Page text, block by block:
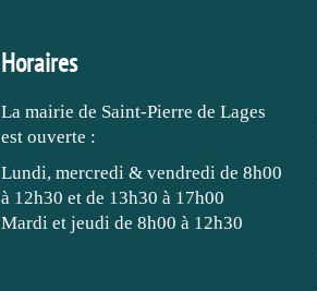
Horaires
La mairie de Saint-Pierre de Lages
est ouverte :
Lundi, mercredi & vendredi de 8h00
à 12h30 et de 13h30 à 17h00
Mardi et jeudi de 8h00 à 12h30